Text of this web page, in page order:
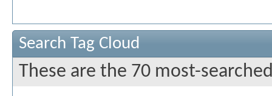
Search Tag Cloud
These are the 70 most-